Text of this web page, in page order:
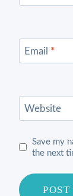
Email *
Website
Save my
the next